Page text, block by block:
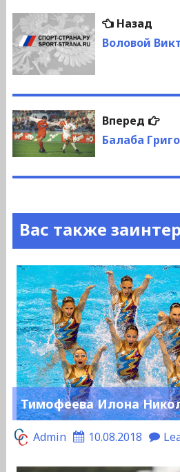
Навигация
по
записям
Назад
Воловой
Вперед
Балаба
Вас также
Тимофеева Илона
Admin 10.08.2018